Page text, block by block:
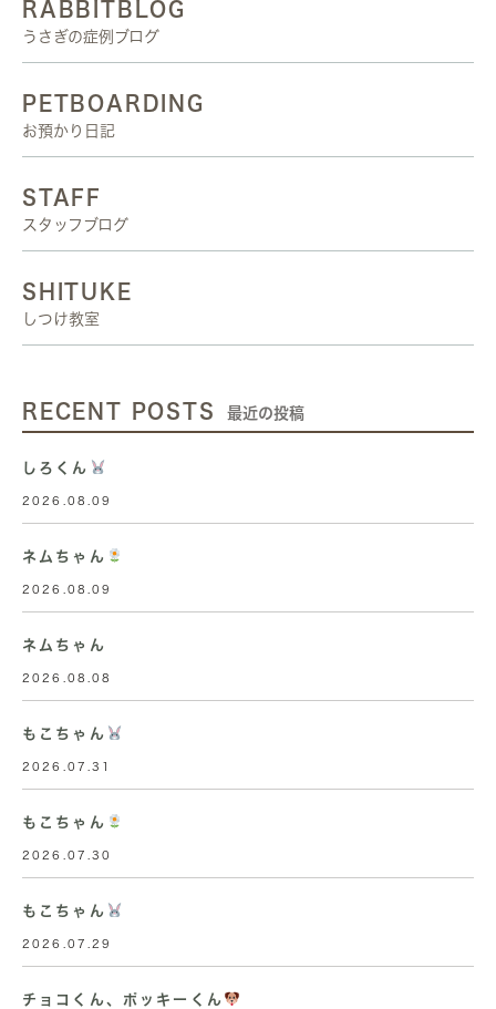
RABBITBLOG
うさぎの症例ブログ
PETBOARDING
お預かり日記
STAFF
スタッフブログ
SHITUKE
しつけ教室
RECENT POSTS 最近の投稿
しろくん
2026.08.09
ネムちゃん
2026.08.09
ネムちゃん
2026.08.08
もこちゃん
2026.07.31
もこちゃん
2026.07.30
もこちゃん
2026.07.29
チョコくん、ポッキーくん